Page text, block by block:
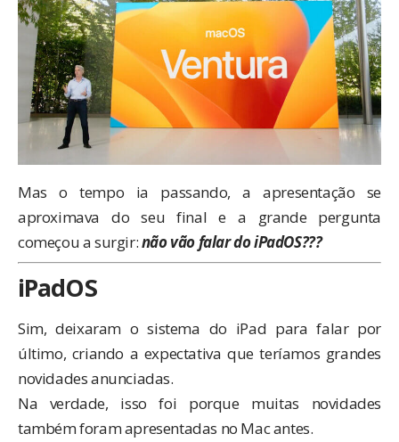
Mas o tempo ia passando, a apresentação se
aproximava do seu final e a grande pergunta
começou a surgir:não vão falar do iPadOS???
iPadOS
Sim, deixaram o sistema do iPad para falar por
último, criando a expectativa que teríamos grandes
novidades anunciadas.
Na verdade, isso foi porque muitas novidades
também foram apresentadas no Mac antes.